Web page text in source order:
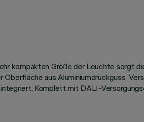
kompakten Größe der Leuchte sorgt
aus Aluminiumdruckguss,
Komplett mit DALI-